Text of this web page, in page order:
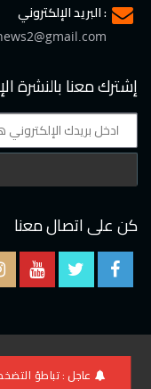
عاجل :تباطؤ
البريد الإلكتروني :
إشترك معنا بالنشرة
كن على اتصال معنا
2021 © جميع